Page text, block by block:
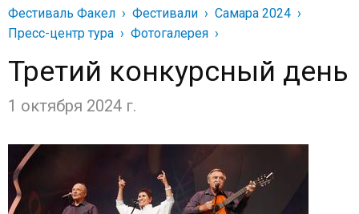
Фестиваль Факел Фестивали
Самара 2024
Пресс-центр тура
Фотогалерея
Третий конкурсный день
1 октября 2024 г.